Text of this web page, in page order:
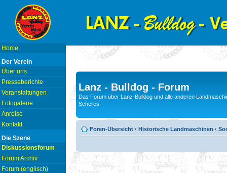
Home
Der Verein
Über uns
Presseberichte
Veranstaltungen
Fotogalerie
Anreise
Kontakt
Die Szene
Diskussionsforum
Forum Archiv
Forum (englisch)
Lanz - Bulldog - Forum
Das Forum über Lanz-Bulldog und alle anderen
Scheres
Foren-Übersicht ‹ Historische Landmaschinen ‹